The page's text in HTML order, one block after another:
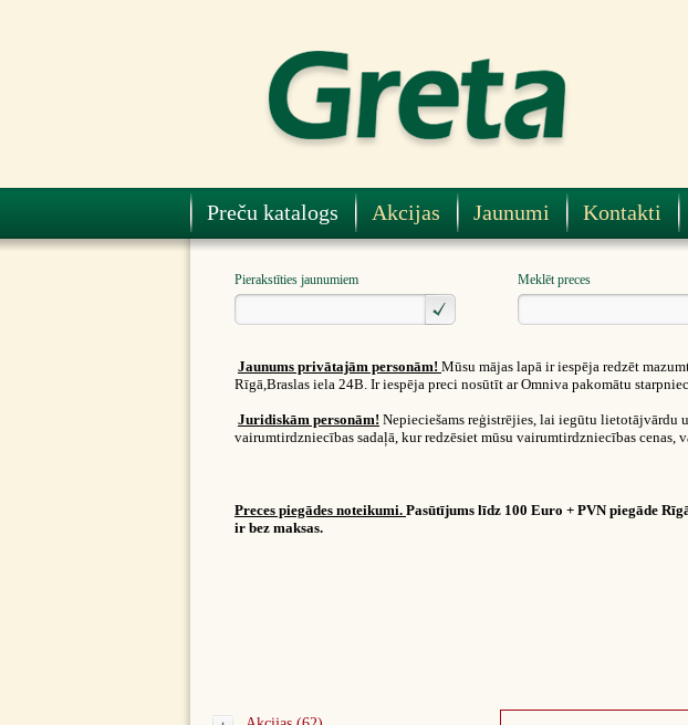
Preču katalogs Akcijas Jaunumi Kontakti
Pierakstīties jaunumiem Meklēt preces
Jaunums privātajām personām! Mūsu mājas lapā ir iespēja redzēt
Rīgā,Braslas iela 24B. Ir iespēja preci nosūtīt ar Omniva pakomātu
Juridiskām personām! Nepieciešams reģistrējies, lai iegūtu lietotājvārdu
vairumtirdzniecības sadaļā, kur redzēsiet mūsu vairumtirdzniecības cenas,
Preces piegādes noteikumi. Pasūtījums līdz 100 Euro + PVN piegāde
ir bez maksas.